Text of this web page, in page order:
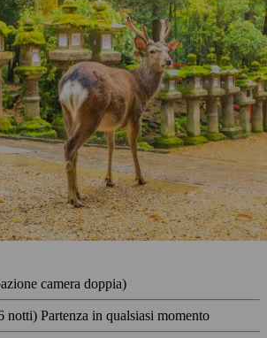
camera doppia)
notti) Partenza in qualsiasi momento